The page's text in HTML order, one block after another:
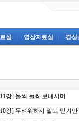
실 영상자료실 경성
강] 둘씩 둘씩 보내시며
강] 두려워하지 말고 믿기만